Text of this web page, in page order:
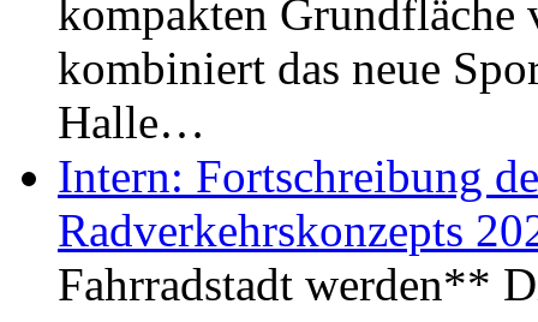
kompakten Grundfläche
kombiniert das neue
Halle…
Intern: Fortschreibung
Radverkehrskonzepts
Fahrradstadt werden**